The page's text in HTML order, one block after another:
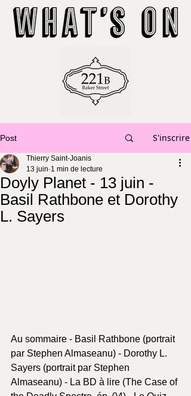
Post S'inscrire
Doyly Planet - 13 juin -
Basil Rathbone et Dorothy
L. Sayers
Thierry Saint-Joanis
13 juin 1 min de lecture
Au sommaire - Basil Rathbone (portrait
par Stephen Almaseanu) - Dorothy L.
Sayers (portrait par Stephen
Almaseanu) - La BD à lire (The Case of